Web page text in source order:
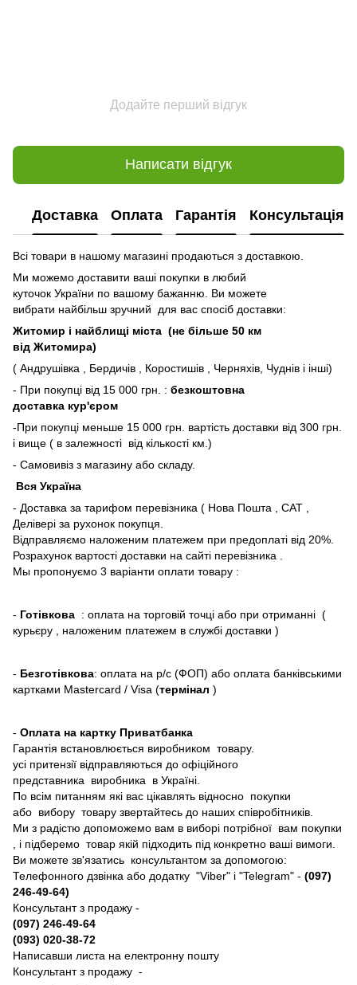
Додайте перший відгук
Написати відгук
Доставка Оплата Гарантія Консультація
Всі товари в нашому магазині продаються з доставкою.
Ми можемо доставити ваші покупки в любий
куточок України по вашому бажанню. Ви можете
вибрати найбільш зручний для вас спосіб доставки:
Житомир і найблищі міста (не більше 50 км
від Житомира)
( Андрушівка , Бердичів , Коростишів , Черняхів, Чуднів і інші)
- При покупці від 15 000 грн. : безкоштовна
доставка кур'єром
-При покупці меньше 15 000 грн. вартість доставки від 300 грн.
і вище ( в залежності від кількості км.)
- Самовивіз з магазину або складу.
Вся Україна
- Доставка за тарифом перевізника ( Нова Пошта , САТ ,
Делівері за рухонок покупця.
Відправляємо наложеним платежем при предоплаті від 20%.
Розрахунок вартості доставки на сайті перевізника .
Мы пропонуємо 3 варіанти оплати товару :
- Готівкова : оплата на торговій точці або при отриманні (
курьєру , наложеним платежем в службі доставки )
- Безготівкова: оплата на р/с (ФОП) або оплата банківськими
картками Mastercard / Visa (термінал )
- Оплата на картку Приватбанка
Гарантія встановлюється виробником товару.
усі притензії відправляються до офіційного
представника виробника в Україні.
По всім питанням які вас цікавлять відносно покупки
або вибору товару звертайтесь до наших співробітників.
Ми з радістю допоможемо вам в виборі потрібної вам покупки
, і підберемо товар якій підходить під конкретно ваші вимоги.
Ви можете зв'язатись консультантом за допомогою:
Телефонного дзвінка або додатку "Viber" і "Telegram" - (097)
246-49-64)
Консультант з продажу -
(097) 246-49-64
(093) 020-38-72
Написавши листа на електронну пошту
Консультант з продажу -